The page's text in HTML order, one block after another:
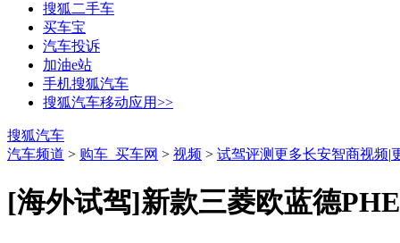
搜狐二手车
买车宝
汽车投诉
加油e站
手机搜狐汽车
搜狐汽车移动应用>>
搜狐汽车
汽车频道 > 购车_买车网 > 视频 > 试驾评测更多长安智商视频|
[海外试驾]新款三菱欧蓝德